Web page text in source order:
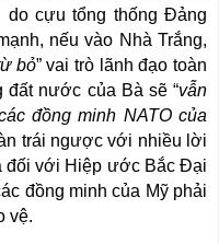
do cựu tổng thống Đảng
nếu vào Nhà Trắng,
bỏ” vai trò lãnh đạo toàn
đất nước của Bà sẽ “vẫn
đồng minh NATO của
trái ngược với nhiều lời
đối với Hiệp ước Bắc Đại
đồng minh của Mỹ phải
vệ.